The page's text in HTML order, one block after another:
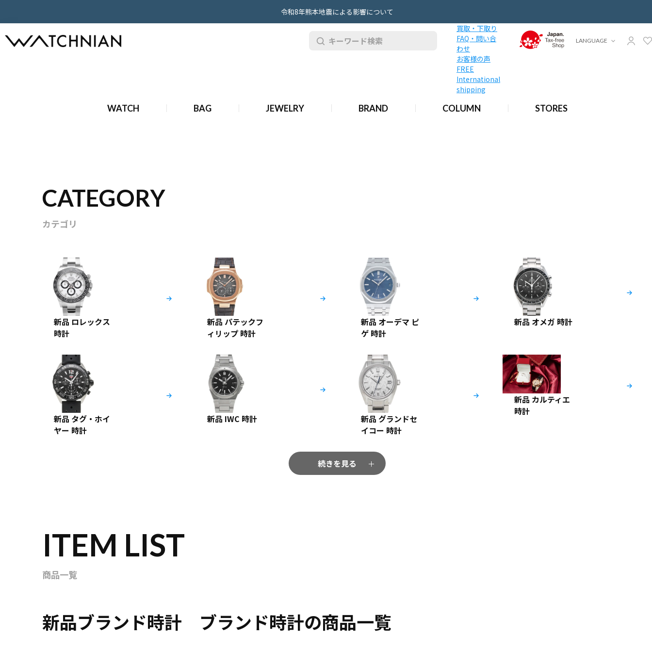
令和8年熊本地震による影響について
買取・下取り
FAQ・問い合
わせ
お客様の声
FREE
International
shipping
WATCH BAG JEWELRY BRAND COLUMN STORES
LANGUAGE
CATEGORY
カテゴリ
新品 ロレックス
時計
新品 パテックフ
ィリップ 時計
新品 オーデマ ピ
ゲ 時計
新品 オメガ 時計
新品 タグ・ホイ
ヤー 時計
新品 IWC 時計
新品 グランドセ
イコー 時計
新品 カルティエ
時計
続きを見る
ITEM LIST
商品一覧
新品ブランド時計 ブランド時計の商品一覧